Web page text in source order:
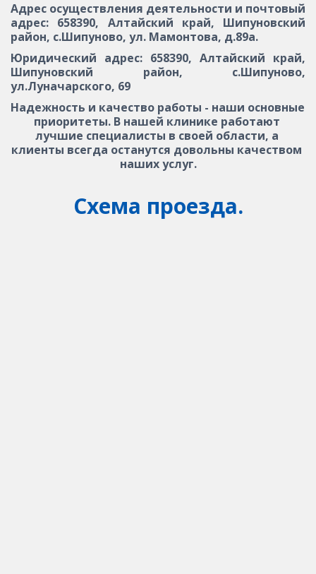
Адрес осуществления деятельности и почтовый
адрес: 658390, Алтайский край, Шипуновский
район, с.Шипуново, ул. Мамонтова, д.89а.
Юридический адрес: 658390, Алтайский край,
Шипуновский район, с.Шипуново,
ул.Луначарского, 69
Надежность и качество работы - наши основные
приоритеты. В нашей клинике работают
лучшие специалисты в своей области, а
клиенты всегда останутся довольны качеством
наших услуг.
Схема проезда.